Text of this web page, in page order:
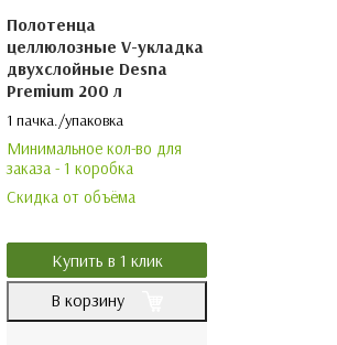
Полотенца
целлюлозные V-укладка
двухслойные Desna
Premium 200 л
1 пачка./упаковка
Минимальное кол-во для
заказа - 1 коробка
Скидка от объёма
Купить в 1 клик
В корзину